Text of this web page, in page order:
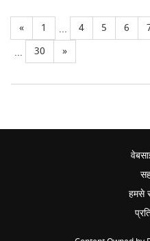
« 1 ... 4 5 6
...
30 »
हमसे